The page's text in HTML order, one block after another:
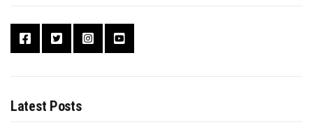
Latest Posts